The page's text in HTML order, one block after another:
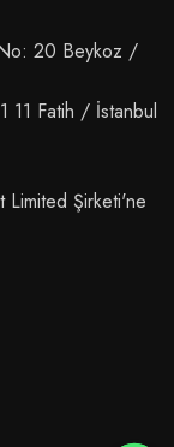
20 Beykoz /
11 Fatih / İstanbul
Limited Şirketi'ne